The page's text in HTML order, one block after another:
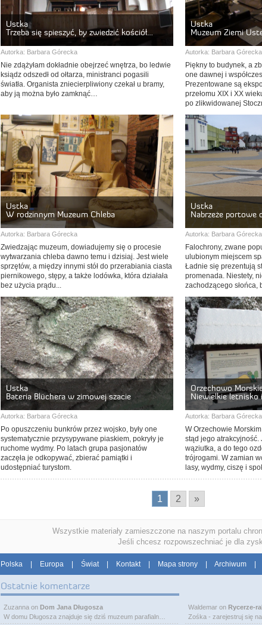
Ustka
Trzeba się spieszyć, by zwiedzić kościół…
Autorka: Barbara Górecka
Nie zdążyłam dokładnie obejrzeć wnętrza, bo ledwie
ksiądz odszedł od ołtarza, ministranci pogasili
światła. Organista zniecierpliwiony czekał u bramy,
aby ją można było zamknąć…
Ustka
Muzeum Ziemi
Autorka: Barbara Górecka
Piękny to budynek, a
one dawnej i
Prezentowane są
przełomu XIX i XX
po zlikwidowanej
Ustka
W rodzinnym Muzeum Chleba
Autorka: Barbara Górecka
Zwiedzając muzeum, dowiadujemy się o procesie
wytwarzania chleba dawno temu i dzisiaj. Jest wiele
sprzętów, a między innymi stół do przerabiania ciasta
piernikowego, stępy, a także lodówka, która działała
bez użycia prądu...
Ustka
Nabrzeże portowe
Autorka: Barbara Górecka
Falochrony, zwane
ulubionym miejscem
Ładnie się prezentują
promenada. Niestety,
zachodzącego słońca,
pochmurne.
Ustka
Bateria Blüchera w zimowej szacie
Autorka: Barbara Górecka
Po opuszczeniu bunkrów przez wojsko, były one
systematycznie przysypywane piaskiem, pokryły je
ruchome wydmy. Po latach grupa pasjonatów
zaczęła je odkopywać, zbierać pamiątki i
udostępniać turystom.
Orzechowo
Niewielkie letnisko
Autorka: Barbara Górecka
W Orzechowie
stąd jego atrakcyjność.
wąziutka, a do tego
trójrogami. W zamian
lasy, wydmy, ciszę i
1 2 »
Wszystkie materiały zamieszczone na naszym portalu
Jeśli chcesz rozpowszechniać je dla
Polska Europa Świat Kontakt Mapa strony Archiwum
Ostatnie komentarze
Zuzanna on Dom Jana Długosza
W domu Długosza znajduje się dziś muzeum parafialn…
Waldemar on Rycerze-
Zośka - zarejestruj się